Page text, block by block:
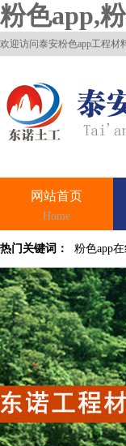
粉色app,
欢迎访问泰安粉色app工程材料
网站首页
Home
热门关键词： 粉色app